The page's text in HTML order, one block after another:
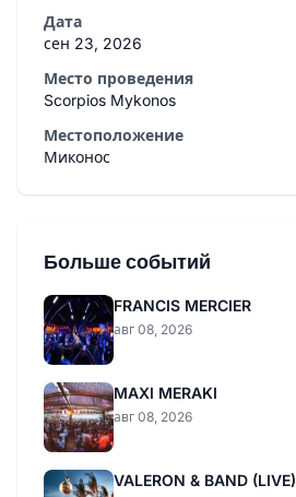
Дата
сен 23, 2026
Место проведения
Scorpios Mykonos
Местоположение
Миконос
Больше событий
FRANCIS MERCIER
авг 08, 2026
MAXI MERAKI
авг 08, 2026
VALERON & BAND (LIVE)